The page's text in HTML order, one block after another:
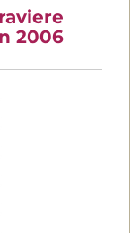
2006